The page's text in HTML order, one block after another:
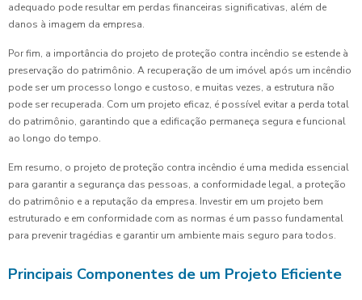
adequado pode resultar em perdas financeiras significativas, além de
danos à imagem da empresa.
Por fim, a importância do projeto de proteção contra incêndio se estende à
preservação do patrimônio. A recuperação de um imóvel após um incêndio
pode ser um processo longo e custoso, e muitas vezes, a estrutura não
pode ser recuperada. Com um projeto eficaz, é possível evitar a perda total
do patrimônio, garantindo que a edificação permaneça segura e funcional
ao longo do tempo.
Em resumo, o projeto de proteção contra incêndio é uma medida essencial
para garantir a segurança das pessoas, a conformidade legal, a proteção
do patrimônio e a reputação da empresa. Investir em um projeto bem
estruturado e em conformidade com as normas é um passo fundamental
para prevenir tragédias e garantir um ambiente mais seguro para todos.
Principais Componentes de um Projeto Eficiente